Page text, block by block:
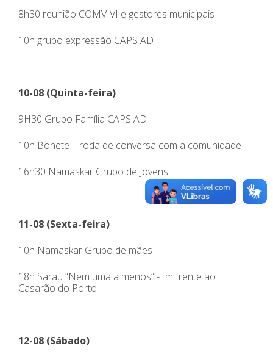
8h30 reunião COMVIVI e gestores municipais
10h grupo expressão CAPS AD
10-08 (Quinta-feira)
9H30 Grupo Família CAPS AD
10h Bonete – roda de conversa com a comunidade
16h30 Namaskar Grupo de Jovens
11-08 (Sexta-feira)
10h Namaskar Grupo de mães
18h Sarau “Nem uma a menos” -Em frente ao
Casarão do Porto
12-08 (Sábado)